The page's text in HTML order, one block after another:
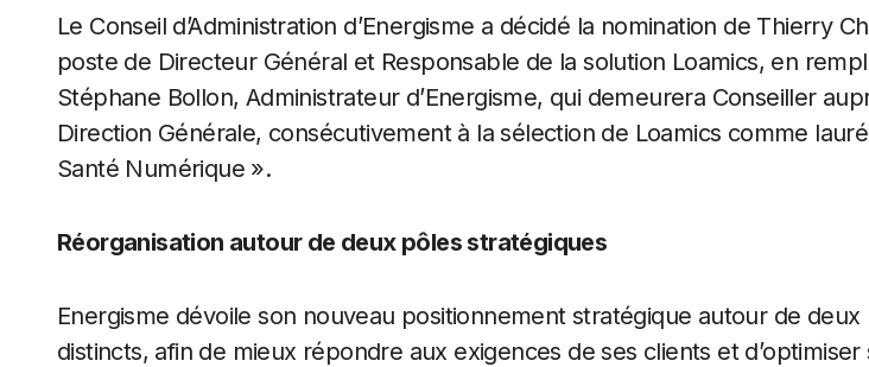
Le Conseil d’Administration d’Energisme a décidé la nomination de Thierry
poste de Directeur Général et Responsable de la solution Loamics, en
Stéphane Bollon, Administrateur d’Energisme, qui demeurera Conseiller
Direction Générale, consécutivement à la sélection de Loamics comme
Santé Numérique ».
Réorganisation autour de deux pôles stratégiques
Energisme dévoile son nouveau positionnement stratégique autour de deux
distincts, afin de mieux répondre aux exigences de ses clients et d’optimiser